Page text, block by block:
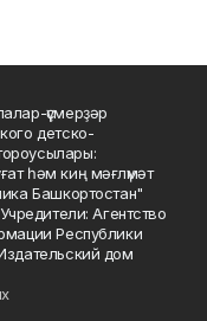
үҫмерҙәр
детско-
һәм киң мәғлүмәт
Башкортостан"
Агентство
Республики
дом